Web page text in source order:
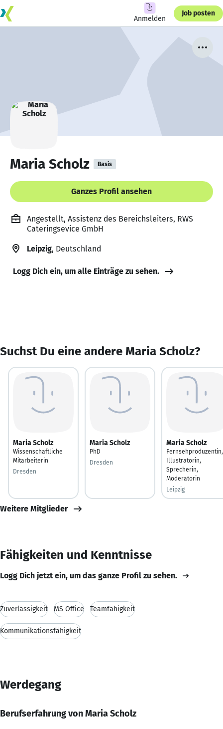
Anmelden
Job posten
Maria Scholz Basis
Ganzes Profil ansehen
Angestellt, Assistenz des Bereichsleiters, RWS
Cateringsevice GmbH
Leipzig, Deutschland
Logg Dich ein, um alle Einträge zu sehen.
Suchst Du eine andere Maria Scholz?
Maria Scholz
Wissenschaftliche
Mitarbeiterin
Dresden
Maria Scholz
PhD
Dresden
Maria Scholz
Fernsehproduzentin,
Illustratorin,
Sprecherin,
Moderatorin
Leipzig
Weitere Mitglieder
Fähigkeiten und Kenntnisse
Logg Dich jetzt ein, um das ganze Profil zu sehen.
Zuverlässigkeit MS Office Teamfähigkeit
Kommunikationsfähigkeit
Werdegang
Berufserfahrung von Maria Scholz